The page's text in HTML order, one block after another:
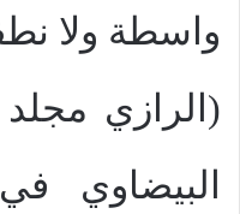
واسطة ولا
البيضاوي